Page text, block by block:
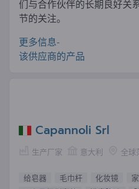
们与合作伙伴的长期良好关
节的关注。
更多信息-
该供应商的产品
Capannoli Srl
生产厂家 意大利 全球
给皂器 毛巾杆 化妆镜